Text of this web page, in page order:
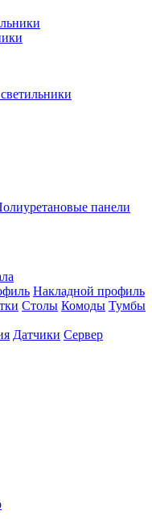
панели
Накладной профиль
Столы Комоды Тумбы
Датчики Сервер